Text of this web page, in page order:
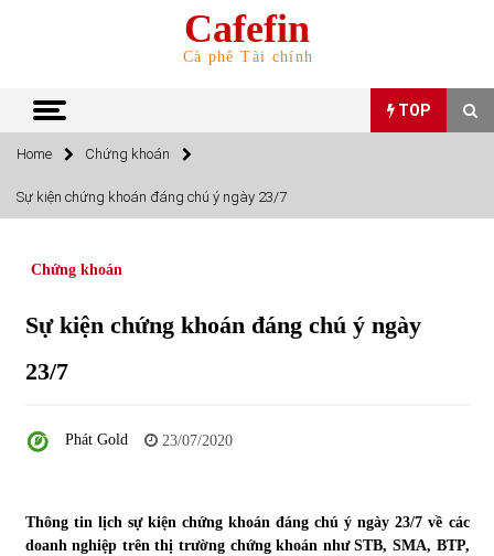
Cafefin
Cà phê Tài chính
TOP
TOP
Top 10 mặt hàng Việt Nam nhập khẩu nhiều nhất tháng
Top 10 mặt hàng Việt Nam xuất khẩu nhiều nhất tháng
Tự doanh ngày 3.6.2022: CTCK mua ròng 28,7 tỷ đồng
Home Chứng khoán
Sự kiện chứng khoán đáng chú ý ngày 23/7
Chứng khoán
Sự kiện chứng khoán đáng chú ý ngày
23/7
Phát Gold 23/07/2020
Thông tin lịch sự kiện chứng khoán đáng chú ý ngày 23/7 về các
doanh nghiệp trên thị trường chứng khoán như STB, SMA, BTP,